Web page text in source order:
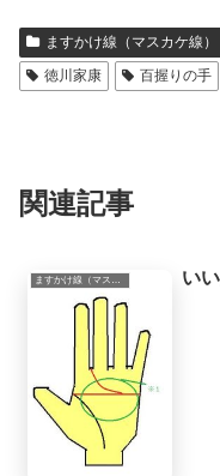
識や人生を取り
していたよりもず
ますかけ線（マスカケ線）
徳川家康
百握りの手
関連記事
ますかけ線（マスカケ線） い